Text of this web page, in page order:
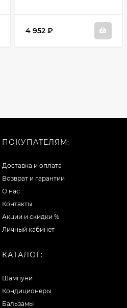
4 952 ₽
ПОКУПАТЕЛЯМ:
Доставка и оплата
Возврат и гарантии
О нас
Контакты
Акции и скидки %
Личный кабинет
КАТАЛОГ:
Шампуни
Кондиционеры
Бальзамы